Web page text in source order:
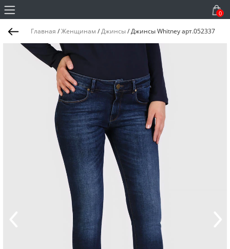
0
Главная /Женщинам /Джинсы/Джинсы Whitney арт.052337